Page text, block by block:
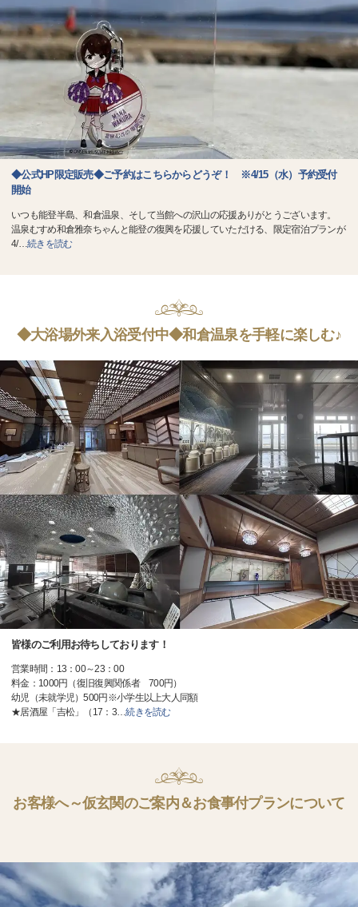
◆公式HP限定販売◆ご予約はこちらからどうぞ！ ※4/15（水）予約受付
開始
いつも能登半島、和倉温泉、そして当館への沢山の応援ありがとうございます。
温泉むすめ和倉雅奈ちゃんと能登の復興を応援していただける、限定宿泊プランが
4/…続きを読む
◆大浴場外来入浴受付中◆和倉温泉を手軽に楽しむ♪
皆様のご利用お待ちしております！
営業時間：13：00～23：00
料金：1000円（復旧復興関係者 700円）
幼児（未就学児）500円※小学生以上大人同額
★居酒屋「吉松」（17：3…続きを読む
お客様へ～仮玄関のご案内＆お食事付プランについて